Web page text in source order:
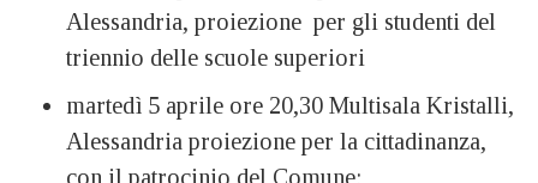
Alessandria, proiezione per gli studenti del
triennio delle scuole superiori
martedì 5 aprile ore 20,30 Multisala Kristalli,
Alessandria proiezione per la cittadinanza,
con il patrocinio del Comune;